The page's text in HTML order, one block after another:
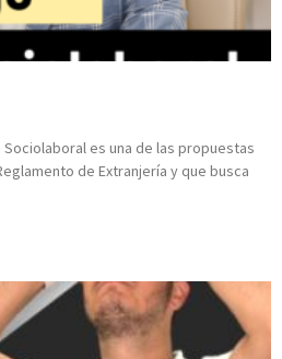
es una de las propuestas
de Extranjería y que busca